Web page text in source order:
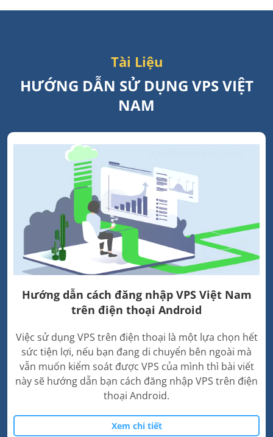
Tài Liệu
HƯỚNG DẪN SỬ DỤNG VPS VIỆT
NAM
Hướng dẫn cách đăng nhập VPS Việt Nam
trên điện thoại Android
Việc sử dụng VPS trên điện thoại là một lựa chọn hết
sức tiện lợi, nếu bạn đang di chuyển bên ngoài mà
vẫn muốn kiểm soát được VPS của mình thì bài viết
này sẽ hướng dẫn bạn cách đăng nhập VPS trên điện
thoại Android.
Xem chi tiết